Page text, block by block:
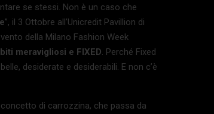
se stessi. Non è un caso che
”, il 3 Ottobre all’Unicredit Pavillion di
della Milano Fashion Week
meravigliosi e FIXED. Perché Fixed
desiderate e desiderabili. E non c’è
di carrozzina, che passa da